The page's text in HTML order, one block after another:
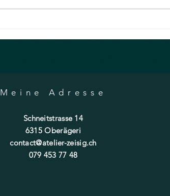
Meine Adresse
Schneitstrasse 14
6315 Oberägeri
contact@atelier-zeisig.ch
079 453 77 48